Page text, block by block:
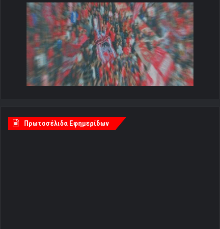
Πρωτοσέλιδα Εφημερίδων